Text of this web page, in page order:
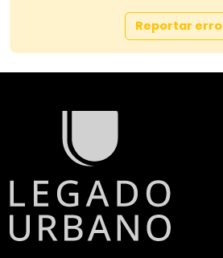
Reportar erro